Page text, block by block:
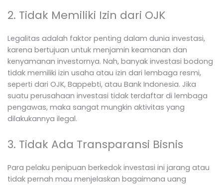
2. Tidak Memiliki Izin dari OJK
Legalitas adalah faktor penting dalam dunia investasi,
karena bertujuan untuk menjamin keamanan dan
kenyamanan investornya. Nah, banyak investasi bodong
tidak memiliki izin usaha atau izin dari lembaga resmi,
seperti dari OJK, Bappebti, atau Bank Indonesia. Jika
suatu perusahaan investasi tidak terdaftar di lembaga
pengawas, maka sangat mungkin aktivitas yang
dilakukannya ilegal.
3. Tidak Ada Transparansi Bisnis
Para pelaku penipuan berkedok investasi ini jarang atau
tidak pernah mau menjelaskan bagaimana uang